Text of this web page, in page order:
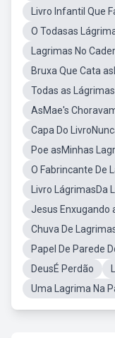
Livro Infantil Que
O Todasas
Lagrimas No
Bruxa Que Cata
Todas as
AsMae's
Capa Do
Poe asMinhas
O Fabrincante De
Livro LágrimasDa
Jesus Enxugando
Chuva De
Papel De Parede
DeusÉ Perdão
Uma Lagrima Na